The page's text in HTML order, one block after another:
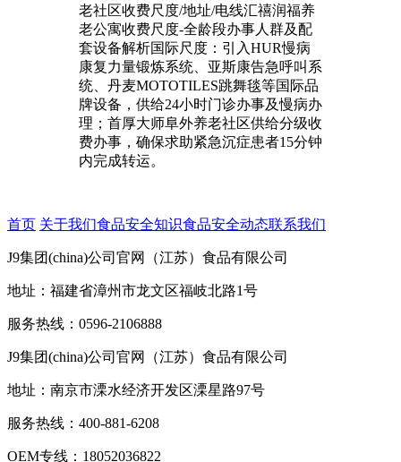
老社区收费尺度/地址/电线汇禧润福养
老公寓收费尺度-全龄段办事人群及配
套设备解析国际尺度：引入HUR慢病
康复力量锻炼系统、亚斯康告急呼叫系
统、丹麦MOTOTILES跳舞毯等国际品
牌设备，供给24小时门诊办事及慢病办
理；首厚大师阜外养老社区供给分级收
费办事，确保求助紧急沉症患者15分钟
内完成转运。
首页 关于我们食品安全知识食品安全动态联系我们
J9集团(china)公司官网（江苏）食品有限公司
地址：福建省漳州市龙文区福岐北路1号
服务热线：0596-2106888
J9集团(china)公司官网（江苏）食品有限公司
地址：南京市溧水经济开发区溧星路97号
服务热线：400-881-6208
OEM专线：18052036822